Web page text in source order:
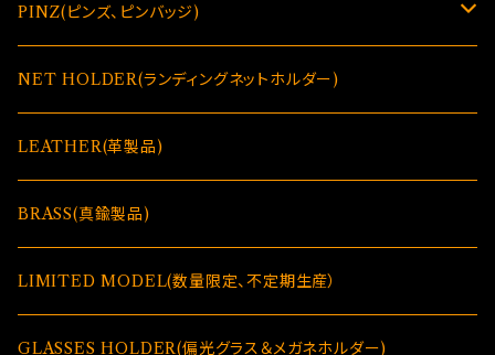
GLASSES HOLDER(偏光グラス＆メガネホルダー)
PINZ(ピンズ、ピンバッジ)
GLASSES HOLDER(偏光グラス＆メガネホルダー)
NET HOLDER(ランディングネットホルダー)
LEATHER(革製品)
BRASS(真鍮製品)
LIMITED MODEL(数量限定、不定期生産）
GLASSES HOLDER(偏光グラス＆メガネホルダー)